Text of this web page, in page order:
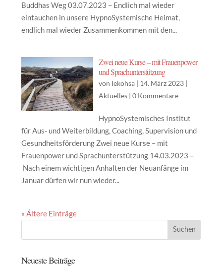
Buddhas Weg 03.07.2023 – Endlich mal wieder
eintauchen in unsere HypnoSystemische Heimat,
endlich mal wieder Zusammenkommen mit den...
Zwei neue Kurse – mit Frauenpower
und Sprachunterstützung
von Iekohsa| 14. März 2023|
Aktuelles| 0 Kommentare
HypnoSystemisches Institut
für Aus- und Weiterbildung, Coaching, Supervision und
Gesundheitsförderung Zwei neue Kurse – mit
Frauenpower und Sprachunterstützung 14.03.2023 –
Nach einem wichtigen Anhalten der Neuanfänge im
Januar dürfen wir nun wieder...
« Ältere Einträge
Neueste Beiträge